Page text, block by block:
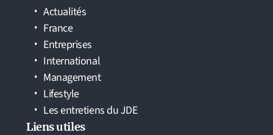
Actualités
France
Entreprises
International
Management
Lifestyle
Les entretiens du JDE
Liens utiles